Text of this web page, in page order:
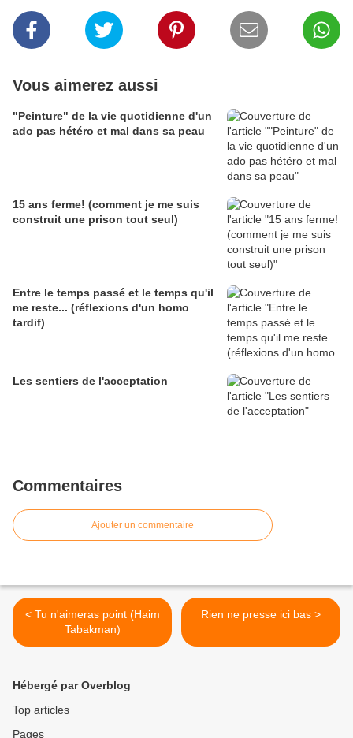
Vous aimerez aussi
"Peinture" de la vie quotidienne d'un
ado pas hétéro et mal dans sa peau
15 ans ferme! (comment je me suis
construit une prison tout seul)
Entre le temps passé et le temps qu'il
me reste... (réflexions d'un homo
tardif)
Les sentiers de l'acceptation
Commentaires
Ajouter un commentaire
< Tu n'aimeras point (Haim
Tabakman)
Rien ne presse ici bas >
Hébergé par Overblog
Top articles
Pages